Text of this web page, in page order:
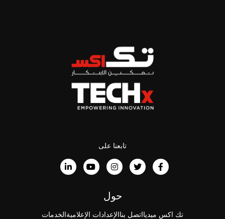
تابعنا على
حول
تك اكس ميديااتصل بناالإعدادات الإعلاميةالخدمات